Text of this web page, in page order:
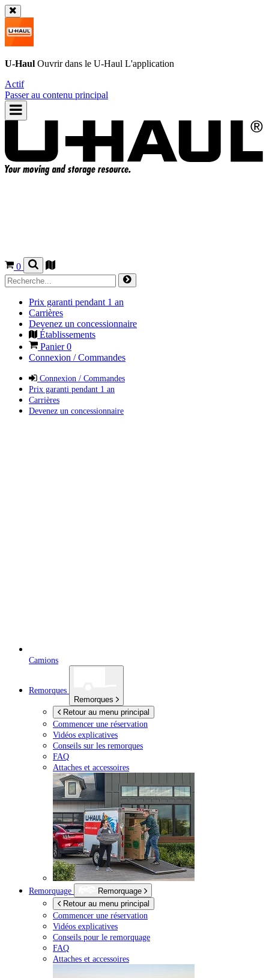
U-Haul Ouvrir dans le U-Haul L'application
Actif
Passer au contenu principal
0
Prix garanti pendant 1 an
Carrières
Devenez un concessionnaire
Établissements
Panier0
Connexion / Commandes
Connexion / Commandes
Prix garanti pendant 1 an
Carrières
Devenez un concessionnaire
Camions
Remorques
Remorques
Retour au menu principal
Commencer une réservation
Vidéos explicatives
Conseils sur les remorques
FAQ
Attaches et accessoires
Remorquage
Remorquage
Retour au menu principal
Commencer une réservation
Vidéos explicatives
Conseils pour le remorquage
FAQ
Attaches et accessoires